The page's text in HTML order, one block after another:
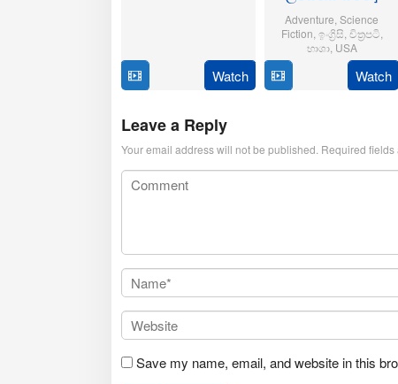
Watch
Adventure Science
Fiction ඉංග්‍රිසි චිත්‍රපටි
භාශා, USA
Jul
Matt
Shakman
Watch
Leave a Reply
Your email address will not be published. Required fields
Save my name, email, and website in this